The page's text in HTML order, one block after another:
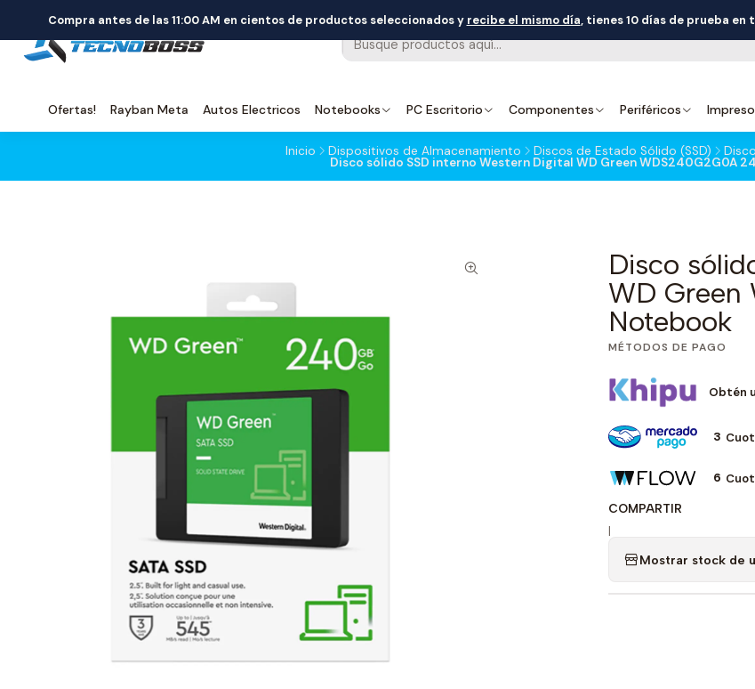
Ofertas! Rayban Meta Autos Electricos Notebooks PC Escritorio Componentes Periféricos
Compra antes de las 11:00 AM en cientos de productos seleccionados y recibe el mismo día, tienes 10 días de prueba
Inicio Dispositivos de Almacenamiento Discos de Estado Sólido (SSD)
Disco sólido SSD interno Western Digital WD Green WDS240G2G0A
Disco
WD Green
Notebook
MÉTODOS DE PAGO
Obtén
3
6
COMPARTIR
|
Mostrar stock de